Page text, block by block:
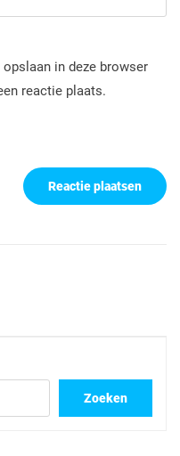
in deze browser
reactie plaats.
Zoeken